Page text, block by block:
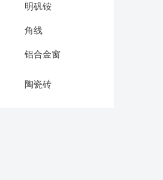
明矾铵
角线
铝合金窗
陶瓷砖